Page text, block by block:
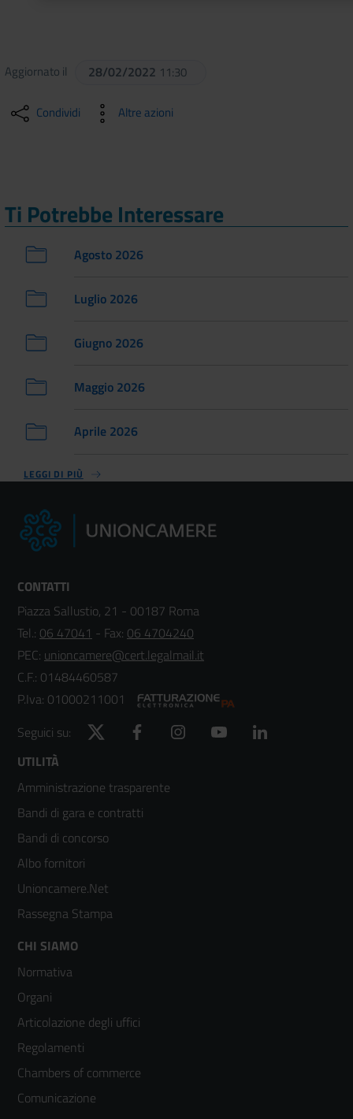
Aggiornato il 28/02/2022 11:30
Condividi Altre azioni
Ti Potrebbe Interessare
Agosto 2026
Luglio 2026
Giugno 2026
Maggio 2026
Aprile 2026
LEGGI DI PIÙ
CONTATTI
Piazza Sallustio, 21 - 00187 Roma
Tel.: 06 47041 - Fax: 06 4704240
PEC: unioncamere@cert.legalmail.it
C.F.: 01484460587
P.Iva: 01000211001
Seguici su:
Twitter Facebook Instagram YouTube
Footer
menù
colonna
2
UTILITÀ
Amministrazione trasparente
Bandi di gara e contratti
Bandi di concorso
Albo fornitori
Unioncamere.Net
Rassegna Stampa
Footer
menù
colonna
3
CHI SIAMO
Normativa
Organi
Articolazione degli uffici
Regolamenti
Chambers of commerce
Comunicazione